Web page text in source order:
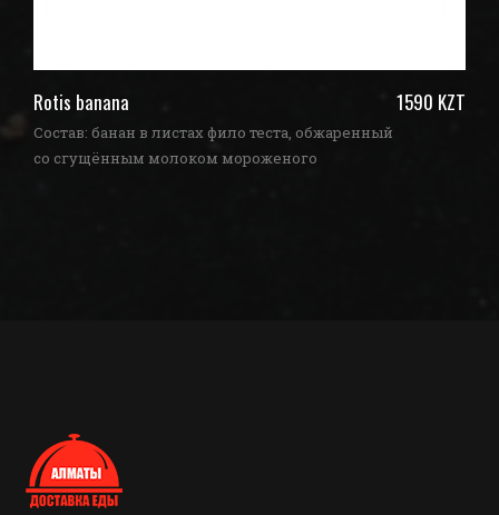
Rotis banana 1590 KZT
Состав: банан в листах фило теста, обжаренный
со сгущённым молоком мороженого